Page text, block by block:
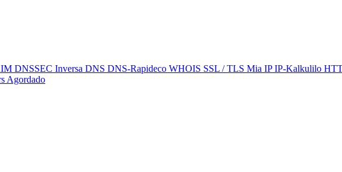
DNSSEC Inversa DNS DNS-Rapideco WHOIS SSL / TLS Mia IPIP-Kalkulilo
Agordado